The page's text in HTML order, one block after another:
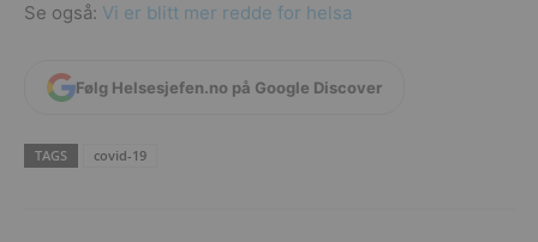
Se også: Vi er blitt mer redde for helsa
Følg Helsesjefen.no på Google Discover
TAGS covid-19